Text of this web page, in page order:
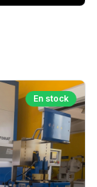
En stock